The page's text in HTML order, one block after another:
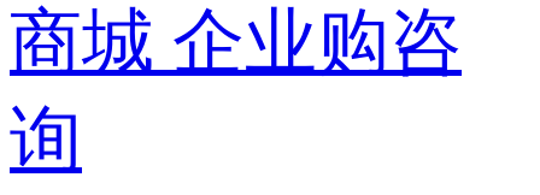
商城 企业购咨
询